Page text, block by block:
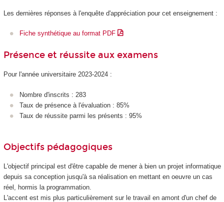
Les dernières réponses à l'enquête d'appréciation pour cet enseignement :
Fiche synthétique au format PDF
Présence et réussite aux examens
Pour l'année universitaire 2023-2024 :
Nombre d'inscrits : 283
Taux de présence à l'évaluation : 85%
Taux de réussite parmi les présents : 95%
Objectifs pédagogiques
L'objectif principal est d'être capable de mener à bien un projet informatique
depuis sa conception jusqu'à sa réalisation en mettant en oeuvre un cas
réel, hormis la programmation.
L'accent est mis plus particulièrement sur le travail en amont d'un chef de